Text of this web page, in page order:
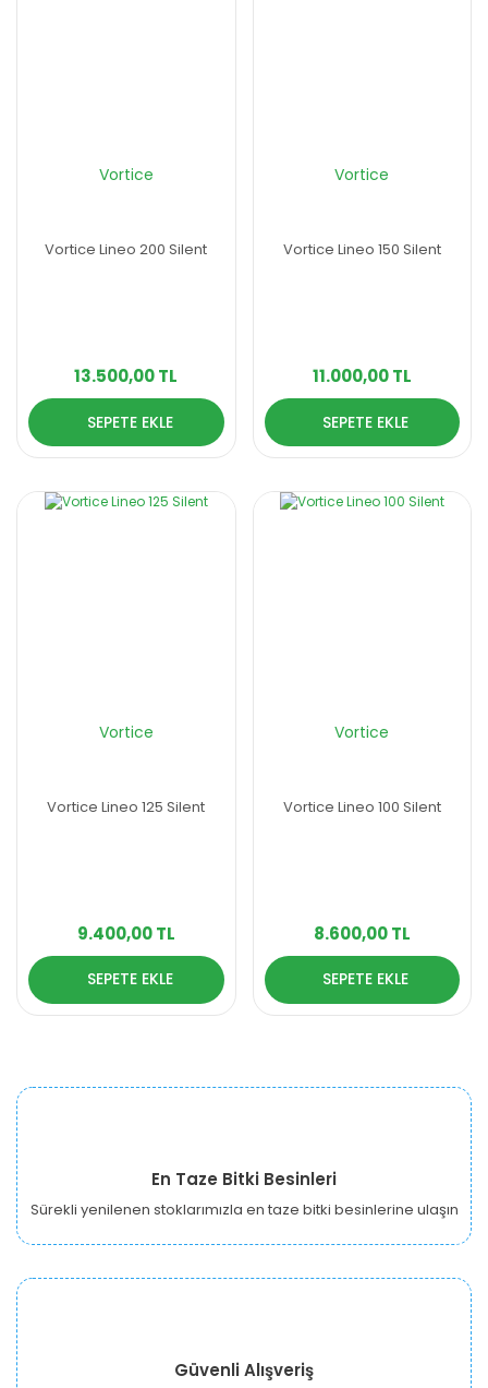
Vortice
Vortice Lineo 200 Silent
13.500,00 TL
SEPETE EKLE
Vortice
Vortice Lineo 150 Silent
11.000,00 TL
SEPETE EKLE
Vortice
Vortice Lineo 125 Silent
9.400,00 TL
SEPETE EKLE
Vortice
Vortice Lineo 100 Silent
8.600,00 TL
SEPETE EKLE
En Taze Bitki Besinleri
Sürekli yenilenen stoklarımızla en taze bitki besinlerine ulaşın
Güvenli Alışveriş